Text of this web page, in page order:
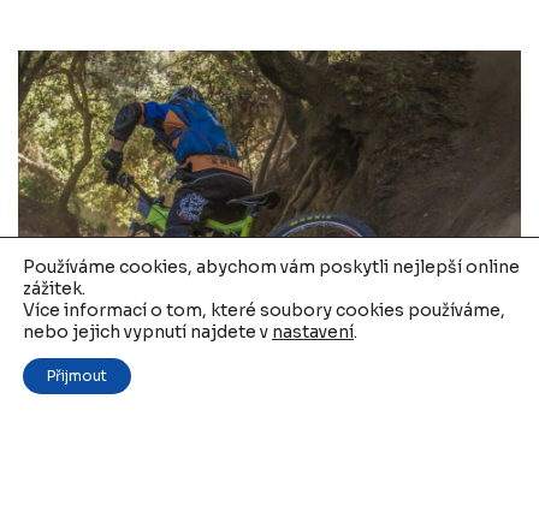
Pravidelná činnost sportovních a
tělovýchovných organizací
Používáme cookies, abychom vám poskytli nejlepší online
zážitek.
Více informací o tom, které soubory cookies používáme,
nebo jejich vypnutí najdete v nastavení.
Přijmout